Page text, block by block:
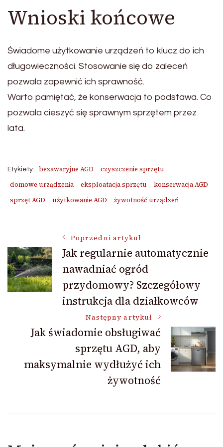
Wnioski końcowe
Świadome użytkowanie urządzeń to klucz do ich
długowieczności. Stosowanie się do zaleceń
pozwala zapewnić ich sprawność.
Warto pamiętać, że konserwacja to podstawa. Co
pozwala cieszyć się sprawnym sprzętem przez
lata.
Etykiety: bezawaryjne AGD
czyszczenie sprzętu
domowe urządzenia
eksploatacja sprzętu
konserwacja AGD
sprzęt AGD
użytkowanie AGD żywotność urządzeń
Nawigacja
wpisu
Poprzedni artykuł
Jak regularnie automatycznie
nawadniać ogród
przydomowy? Szczegółowy
instrukcja dla działkowców
Następny artykuł
Jak świadomie obsługiwać
sprzętu AGD, aby
maksymalnie wydłużyć ich
żywotność